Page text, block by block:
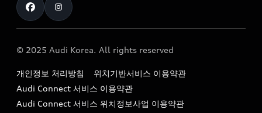
The new Audi A6 Taste Drive 이벤트
아우디 영상 매뉴얼
서비스 센터
Formula 1
Audi Story
아우디코리아 소식
아우디코리아 소개
아우디 스토리
통신판매업신고번호 : 2024-서울종로-1079
대표자명 : 틸 셰어
딩)
이메일 : audi_m@audi-ccc.co.kr
© 2025 Audi Korea. All rights reserved
개인정보 처리방침
위치기반서비스 이용약관
Audi Connect 서비스 이용약관
Audi Connect 서비스 위치정보사업 이용약관